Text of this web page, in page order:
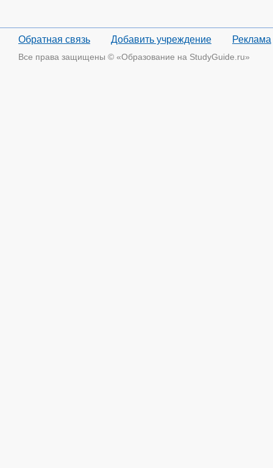
Обратная связь Добавить учреждение Реклама
Все права защищены © «Образование на StudyGuide.ru»